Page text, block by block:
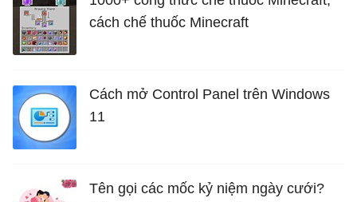
cách chế thuốc Minecraft
Cách mở Control Panel trên Windows
11
Tên gọi các mốc kỷ niệm ngày cưới?